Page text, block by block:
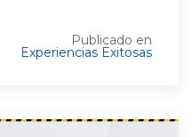
Publicado en
Experiencias Exitosas